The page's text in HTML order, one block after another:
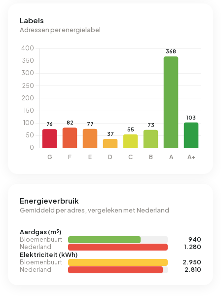
Labels
Adressen per energielabel
Energieverbruik
Gemiddeld per adres, vergeleken met Nederland
Aardgas (m³)
Bloemenbuurt
940
Nederland
1.280
Elektriciteit (kWh)
Bloemenbuurt
2.950
Nederland
2.810